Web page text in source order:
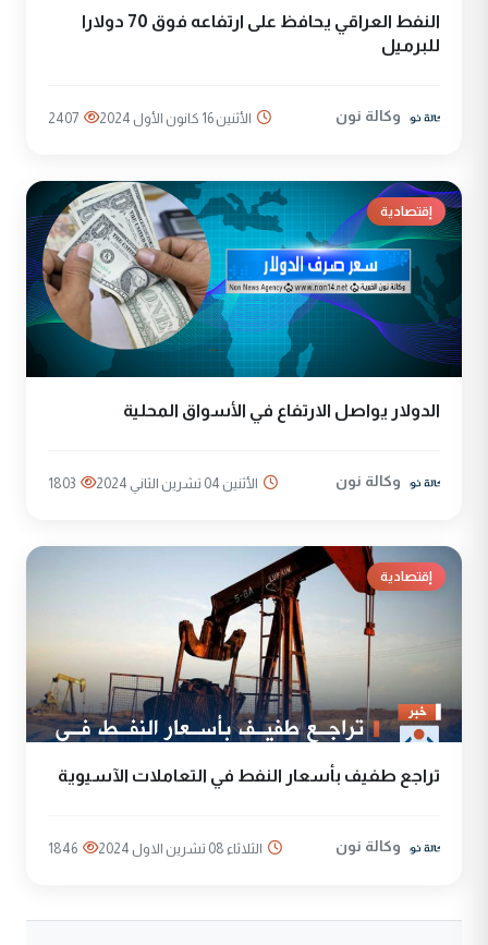
النفط العراقي يحافظ على ارتفاعه فوق 70 دولارا
للبرميل
وكالة نون الأثنين 16 كانون الأول 2024 2407
إقتصادية
الدولار يواصل الارتفاع في الأسواق المحلية
وكالة نون الأثنين 04 تشرين الثاني 2024 1803
إقتصادية
تراجع طفيف بأسعار النفط في التعاملات الآسيوية
وكالة نون الثلاثاء 08 تشرين الاول 2024 1846